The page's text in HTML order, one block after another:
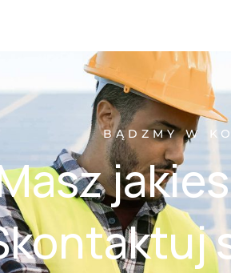
BĄDZMY W